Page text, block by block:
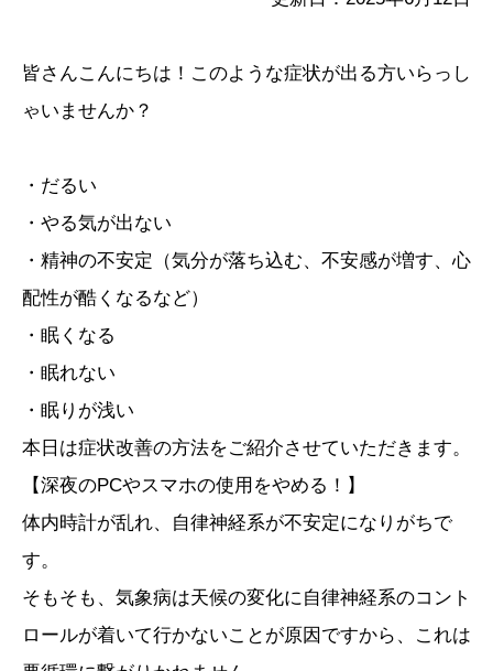
皆さんこんにちは！このような症状が出る方いらっし
ゃいませんか？
・だるい
・やる気が出ない
・精神の不安定（気分が落ち込む、不安感が増す、心
配性が酷くなるなど）
・眠くなる
・眠れない
・眠りが浅い
本日は症状改善の方法をご紹介させていただきます。
【深夜のPCやスマホの使用をやめる！】
体内時計が乱れ、自律神経系が不安定になりがちで
す。
そもそも、気象病は天候の変化に自律神経系のコント
ロールが着いて行かないことが原因ですから、これは